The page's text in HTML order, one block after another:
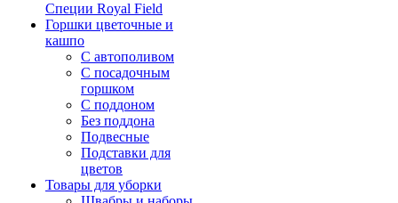
Специи Royal Field
Горшки цветочные и
кашпо
С автополивом
С посадочным
горшком
С поддоном
Без поддона
Подвесные
Подставки для
цветов
Товары для уборки